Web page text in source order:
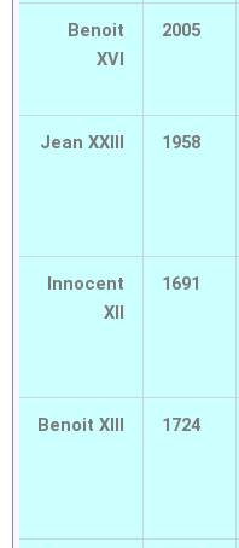
Benoit
XVI
2005
Jean XXIII 1958
Innocent
XII
1691
Benoit XIII 1724